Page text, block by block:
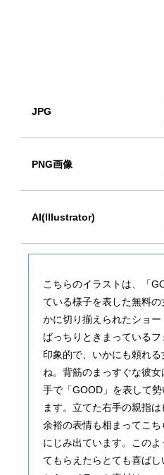
JPG
PNG画像
AI(Illustrator)
こちらのイラストは、「
ている様子を表した無料
かに切り揃えられたショ
ばっちりときまっている
印象的で、いかにも頼れ
ね。背筋のまっすぐな彼
手で「GOOD」を表して
ます。立てた右手の親指は
余裕の表情も相まってこ
にじみ出ています。この
てもらえたらとても喜ばし